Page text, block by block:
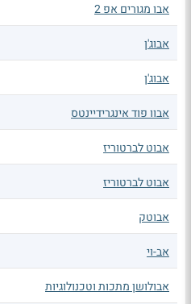
אבו מגורים אפ 2
אבוג'ן
אבוג'ן
אבוו פוד אינגרידיינטס
אבוט לברטוריז
אבוט לברטוריז
אבוטק
אב-וי
אבולושן מתכות וטכנולוגיות